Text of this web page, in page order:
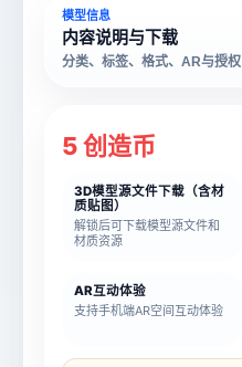
模型信息
内容说明与下载
分类、标签、格式、AR与授权
5 创造币
3D模型源文件下载（含材
质贴图）
解锁后可下载模型源文件和
材质资源
AR互动体验
支持手机端AR空间互动体验